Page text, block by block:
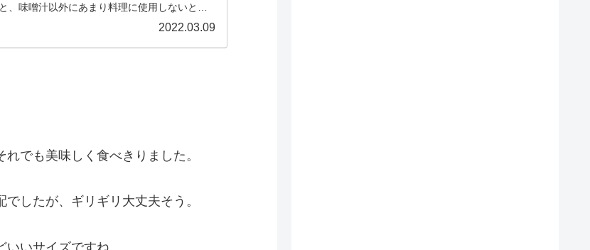
、味噌汁以外にあまり料理に使用しないとい
2022.03.09
でも美味しく食べきりました。
したが、ギリギリ大丈夫そう。
いサイズですね。